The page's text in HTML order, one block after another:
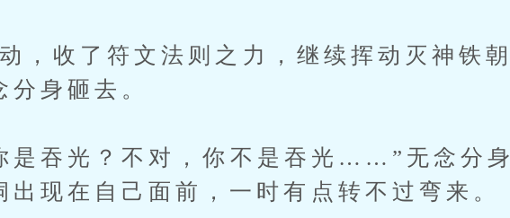
收了符文法则之力，继续挥动灭神铁朝
身砸去。
吞光？不对，你不是吞光……”无念分身
现在自己面前，一时有点转不过弯来。